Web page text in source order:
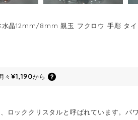
水晶12mm/8mm 親玉 フクロウ 手彫 タ
月々¥1,190から
ロッククリスタルと呼ばれています。パ